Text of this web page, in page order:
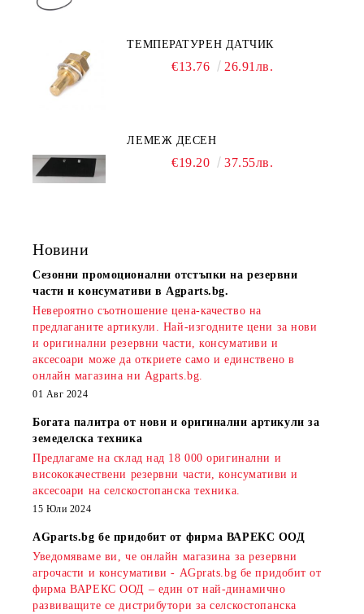
ТЕМПЕРАТУРЕН ДАТЧИК
€13.76 26.91лв.
ЛЕМЕЖ ДЕСЕН
€19.20 37.55лв.
Новини
Сезонни промоционални отстъпки на резервни
части и консумативи в Agparts.bg.
Невероятно съотношение цена-качество на
предлаганите артикули. Най-изгодните цени за нови
и оригинални резервни части, консумативи и
аксесоари може да откриете само и единствено в
онлайн магазина ни Agparts.bg.
01 Авг 2024
Богата палитра от нови и оригинални артикули за
земеделска техника
Предлагаме на склад над 18 000 оригинални и
висококачествени резервни части, консумативи и
аксесоари на селскостопанска техника.
15 Юли 2024
AGparts.bg бе придобит от фирма ВАРЕКС ООД
Уведомяваме ви, че онлайн магазина за резервни
агрочасти и консумативи - AGprats.bg бе придобит от
фирма ВАРЕКС ООД – един от най-динамично
развиващите се дистрибутори за селскостопанска